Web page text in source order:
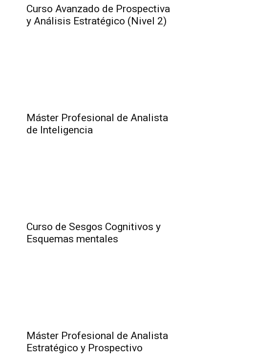
Curso Avanzado de Prospectiva
y Análisis Estratégico (Nivel 2)
Máster Profesional de Analista
de Inteligencia
Curso de Sesgos Cognitivos y
Esquemas mentales
Máster Profesional de Analista
Estratégico y Prospectivo